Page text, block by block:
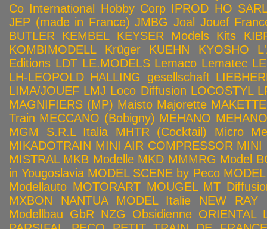
Co International Hobby Corp IPROD HO
JEP (made in France) JMBG Joal Jouef
BUTLER
KEMBEL KEYSER Models Kits
KOMBIMODELL
Krüger KUEHN KYOSHO
Editions LDT LE.MODELS Lemaco Lematec
LH-LEOPOLD HALLING gesellschaft
LIMA/JOUEF LMJ Loco Diffusion LOCOSTYL
MAGNIFIERS (MP) Maisto Majorette MAKETTE
Train MECCANO (Bobigny) MEHANO
MGM S.R.L Italia
MHTR (Cocktail)
Micro
MIKADOTRAIN MINI AIR COMPRESSOR MINI
MISTRAL MKB Modelle MKD MMMRG Model
in Yougoslavia MODEL SCENE by Peco
Modellauto MOTORART MOUGEL MT
MXBON
NANTUA MODEL Italie NEW RAY
Modellbau GbR NZG Obsidienne ORIENTAL